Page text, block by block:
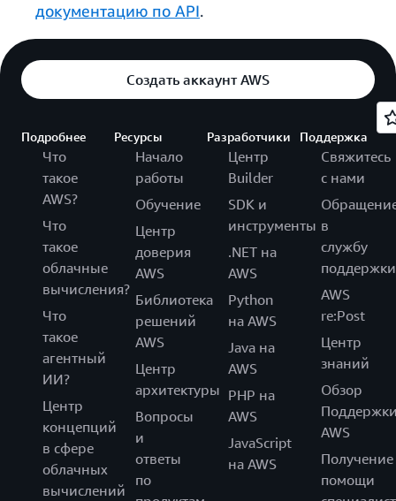
документацию по API.
Создать аккаунт AWS
Подробнее
Что
такое
AWS?
Что
такое
облачные
вычисления?
Что
такое
агентный
ИИ?
Центр
концепций
в сфере
облачных
вычислений
Ресурсы
Начало
работы
Обучение
Центр
доверия
AWS
Библиотека
решений
AWS
Центр
архитектуры
Вопросы
и
ответы
по
Разработчики
Центр
Builder
SDK и
инструменты
.NET на
AWS
Python
на AWS
Java на
AWS
PHP на
AWS
JavaScript
на AWS
Поддержка
Свяжитесь
с нами
в
службу
поддержки
AWS
re:Post
Центр
знаний
Обзор
AWS
Получение
помощи